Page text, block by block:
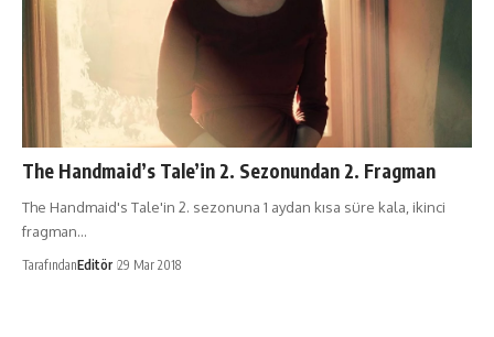
The Handmaid’s Tale’in 2. Sezonundan 2. Fragman
The Handmaid's Tale'in 2. sezonuna 1 aydan kısa süre kala, ikinci
fragman…
TarafındanEditör 29 Mar 2018